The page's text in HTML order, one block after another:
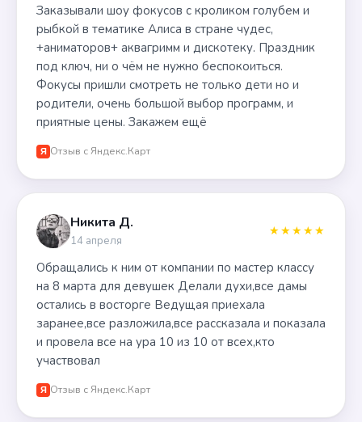
Заказывали шоу фокусов с кроликом голубем и
рыбкой в тематике Алиса в стране чудес,
+аниматоров+ аквагримм и дискотеку. Праздник
под ключ, ни о чём не нужно беспокоиться.
Фокусы пришли смотреть не только дети но и
родители, очень большой выбор программ, и
приятные цены. Закажем ещё
Я Отзыв с Яндекс.Карт
Никита Д.
14 апреля
★★★★★
Обращались к ним от компании по мастер классу
на 8 марта для девушек Делали духи,все дамы
остались в восторге Ведущая приехала
заранее,все разложила,все рассказала и показала
и провела все на ура 10 из 10 от всех,кто
участвовал
Я Отзыв с Яндекс.Карт